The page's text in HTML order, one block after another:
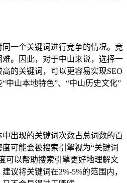
一个关键词进行竞争的情况。竞
。因此，对于中山来说，选择一
的关键词，可以更容易实现SEO
中山本地特色”、“中山历史文化”
出现的关键词次数占总词数的百
可能会被搜索引擎视为“关键词
可以帮助搜索引擎更好地理解文
议将关键词在2%-5%的范围内，